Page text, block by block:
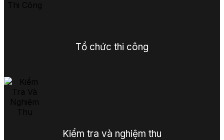
Tổ chức thi công
Kiểm tra và nghiệm thu